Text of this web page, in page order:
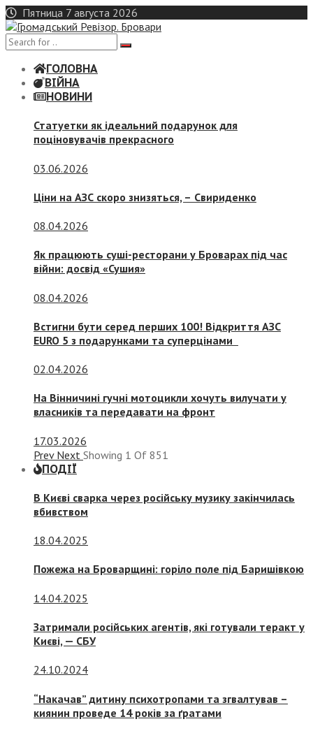
Skip
to
content
Пятница 7 августа 2026
ГОЛОВНА
ВІЙНА
НОВИНИ
Статуетки як ідеальний подарунок для
поціновувачів прекрасного
03.06.2026
Ціни на АЗС скоро знизяться, – Свириденко
08.04.2026
Як працюють суші-ресторани у Броварах під час
війни: досвід «Сушия»
08.04.2026
Встигни бути серед перших 100! Відкриття АЗС
EURO 5 з подарунками та суперцінами
02.04.2026
На Вінничині гучні мотоцикли хочуть вилучати у
власників та передавати на фронт
17.03.2026
Prev Next Showing 1 Of 851
ПОДІЇ
В Києві сварка через російську музику закінчилась
вбивством
18.04.2025
Пожежа на Броварщині: горіло поле під Баришівкою
14.04.2025
Затримали російських агентів, які готували теракт у
Києві, — СБУ
24.10.2024
“Накачав” дитину психотропами та згвалтував –
киянин проведе 14 років за ґратами